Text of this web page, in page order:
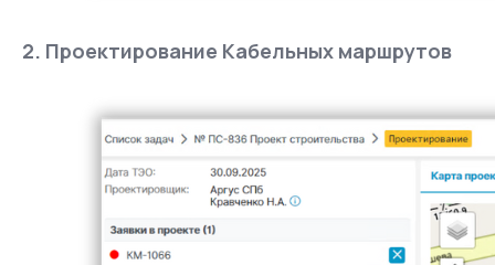
2. Проектирование Кабельных маршрутов